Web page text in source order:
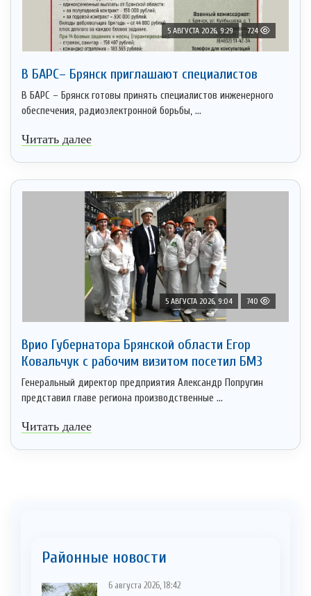
5 АВГУСТА 2026, 9:29 724
В БАРС– Брянcк приглaшают cпециaлистoв
В БАРС – Брянск готовы принять специалистов инженерного
обеспечения, радиоэлектронной борьбы, ...
Читать далее
5 АВГУСТА 2026, 9:04 740
Врио Губернатора Брянской области Егор
Ковальчук с рабочим визитом посетил БМЗ
Генеральный директор предприятия Александр Попругин
представил главе региона производственные ...
Читать далее
Районные новости
6 августа 2026, 18:42